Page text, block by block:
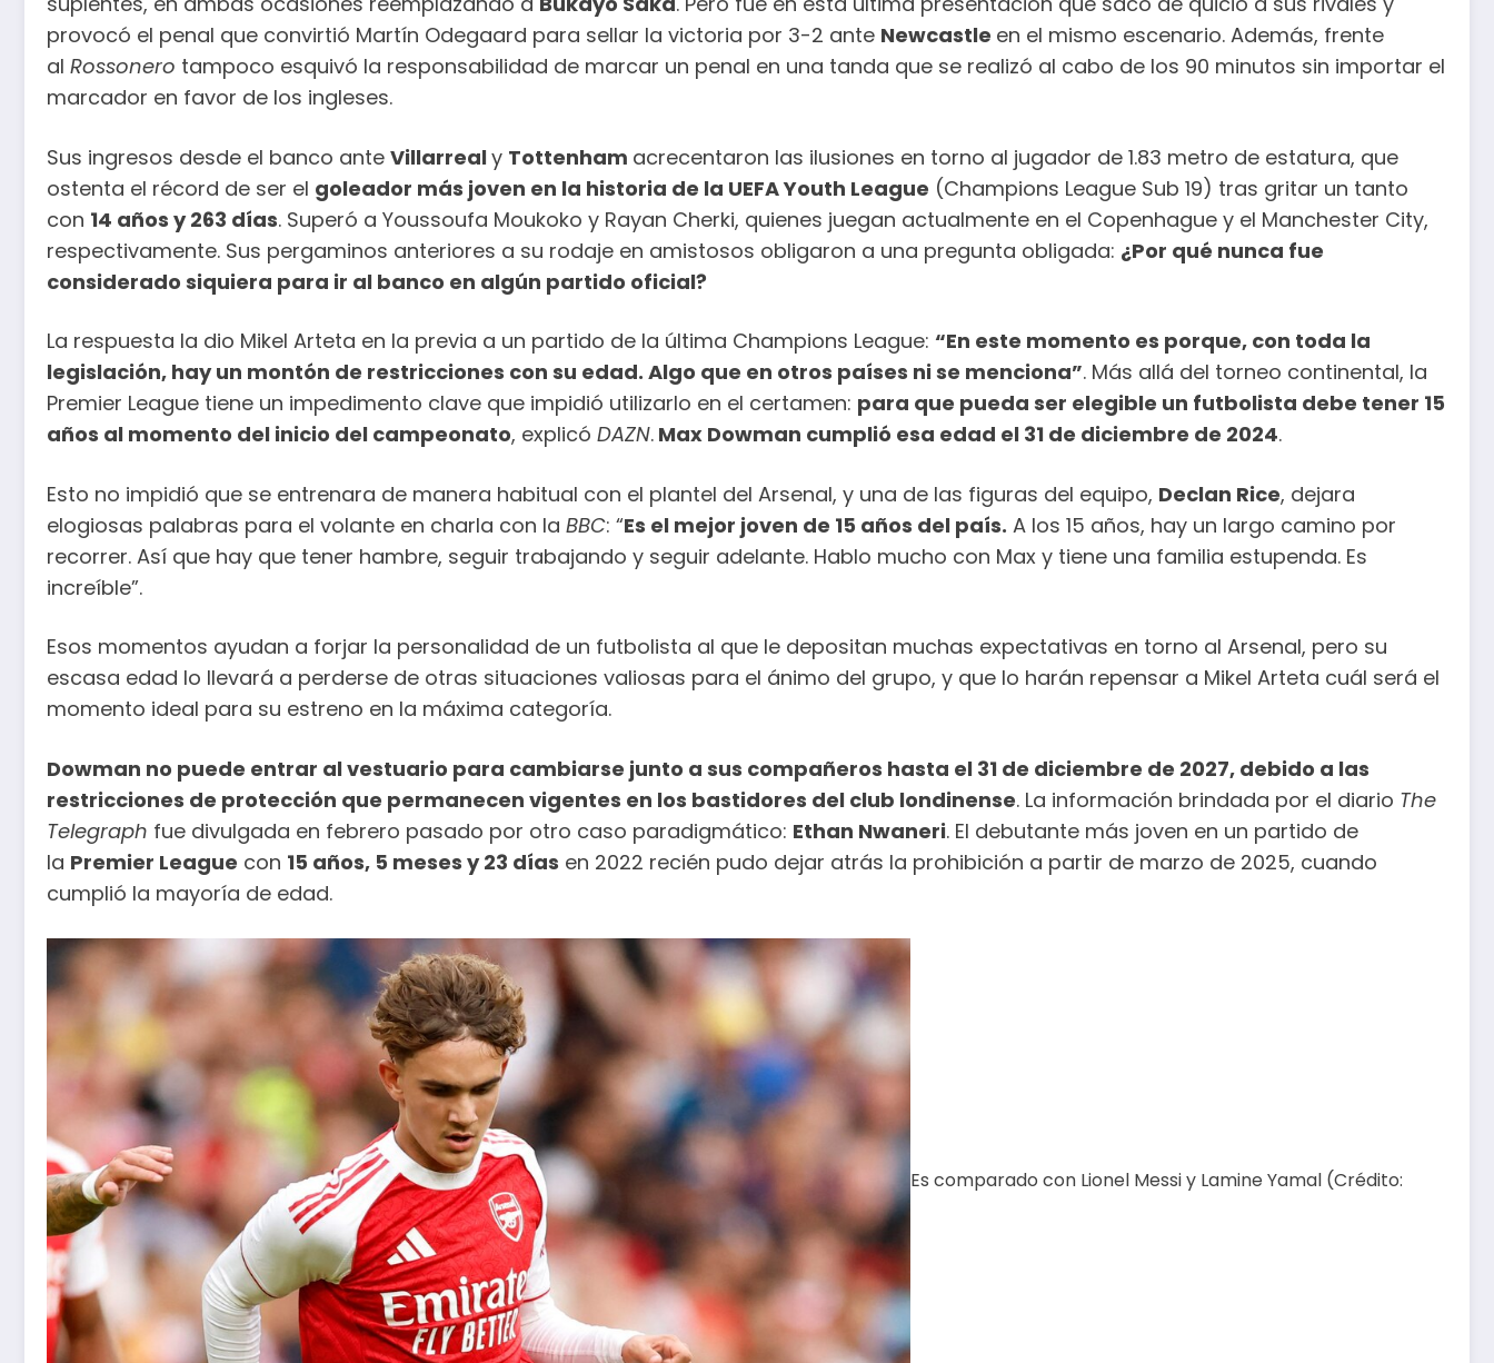
provocó el penal que convirtió Martín Odegaard para sellar la victoria por 3-2 ante Newcastle en el mismo escenario. Además, frente
al Rossonero tampoco esquivó la responsabilidad de marcar un penal en una tanda que se realizó al cabo de los 90 minutos sin importar el
marcador en favor de los ingleses.
Sus ingresos desde el banco ante Villarrealy Tottenham acrecentaron las ilusiones en torno al jugador de 1.83 metro de estatura, que
ostenta el récord de ser el goleador más joven en la historia de la UEFA Youth League (Champions League Sub 19) tras gritar un tanto
con 14 años y 263 días. Superó a Youssoufa Moukoko y Rayan Cherki, quienes juegan actualmente en el Copenhague y el Manchester City,
respectivamente. Sus pergaminos anteriores a su rodaje en amistosos obligaron a una pregunta obligada: ¿Por qué nunca fue
considerado siquiera para ir al banco en algún partido oficial?
La respuesta la dio Mikel Arteta en la previa a un partido de la última Champions League: “En este momento es porque, con toda la
legislación, hay un montón de restricciones con su edad. Algo que en otros países ni se menciona”. Más allá del torneo continental, la
Premier League tiene un impedimento clave que impidió utilizarlo en el certamen: para que pueda ser elegible un futbolista debe tener 15
años al momento del inicio del campeonato, explicó DAZN. Max Dowman cumplió esa edad el 31 de diciembre de 2024.
Esto no impidió que se entrenara de manera habitual con el plantel del Arsenal, y una de las figuras del equipo, Declan Rice, dejara
elogiosas palabras para el volante en charla con la BBC: “Es el mejor joven de 15 años del país. A los 15 años, hay un largo camino por
recorrer. Así que hay que tener hambre, seguir trabajando y seguir adelante. Hablo mucho con Max y tiene una familia estupenda. Es
increíble”.
Esos momentos ayudan a forjar la personalidad de un futbolista al que le depositan muchas expectativas en torno al Arsenal, pero su
escasa edad lo llevará a perderse de otras situaciones valiosas para el ánimo del grupo, y que lo harán repensar a Mikel Arteta cuál será el
momento ideal para su estreno en la máxima categoría.
Dowman no puede entrar al vestuario para cambiarse junto a sus compañeros hasta el 31 de diciembre de 2027, debido a las
restricciones de protección que permanecen vigentes en los bastidores del club londinense. La información brindada por el diario The
Telegraph fue divulgada en febrero pasado por otro caso paradigmático: Ethan Nwaneri. El debutante más joven en un partido de
la Premier League con 15 años, 5 meses y 23 días en 2022 recién pudo dejar atrás la prohibición a partir de marzo de 2025, cuando
cumplió la mayoría de edad.
Es comparado con Lionel Messi y Lamine Yamal (Crédito: